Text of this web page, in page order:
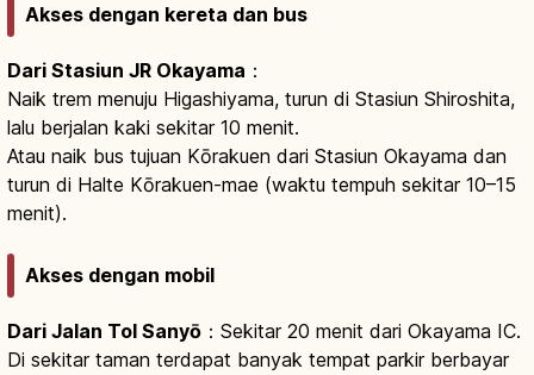
Akses dengan kereta dan bus
Dari Stasiun JR Okayama ：
Naik trem menuju Higashiyama, turun di Stasiun Shiroshita,
lalu berjalan kaki sekitar 10 menit.
Atau naik bus tujuan Kōrakuen dari Stasiun Okayama dan
turun di Halte Kōrakuen-mae (waktu tempuh sekitar 10–15
menit).
Akses dengan mobil
Dari Jalan Tol Sanyō ：Sekitar 20 menit dari Okayama IC.
Di sekitar taman terdapat banyak tempat parkir berbayar